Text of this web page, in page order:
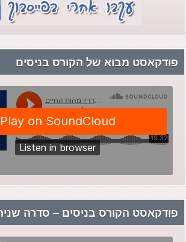
פודקאסט מבוא של הקורס בניסים
פודקאסט הקורס בניסים – סדרה